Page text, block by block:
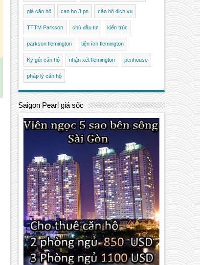
giá căn hộ can ho 3 pn căn hộ dịch vụ
TTTM Parkson chủ đầu tư kiến trúc
parkson flemington tiện ích flemington
Ký gửi căn hộ nhận xét flemington penhouse
pháp lý căn hộ
Saigon Pearl giá sốc